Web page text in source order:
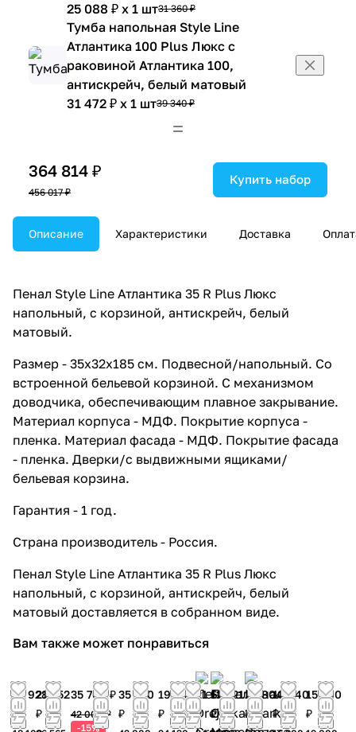
25 088 ₽ x 1 шт31 360 ₽
Тумба напольная Style Line
Атлантика 100 Plus Люкс с
раковиной Атлантика 100,
антискрейч, белый матовый
31 472 ₽ x 1 шт39 340 ₽
раковиной Атлантика 80,
антискрейч, белый матовый
26 688 ₽ x 1 шт
Тумба подвесная Style Line
Атлантика 90 Plus Люкс с
раковиной Атлантика 90,
27 480 ₽ x 1 шт34 350 ₽
Тумба напольная Style Line
Атлантика 90 Plus Люкс с
антискрейч, белый матовый
29 264 ₽ x 1 шт36 580 ₽
Тумба подвесная Style Line
Атлантика 60 Plus Люкс с
раковиной Атлантика 60,
антискрейч, белый матовый
22 148 ₽ x 1 шт
Атлантика 60 Plus Люкс с
раковиной Атлантика 60,
23 256 ₽ x 1 шт29 070 ₽
Тумба напольная Style Line
Атлантика 70 Plus Люкс с
антискрейч, белый матовый
Тумба подвесная Style Line
Атлантика 70 Plus Люкс с
раковиной Атлантика 70,
364 814 ₽
456 017 ₽
Купить набор
Описание Характеристики Доставка
Пенал Style Line Атлантика 35 R Plus Люкс
напольный, с корзиной, антискрейч, белый
матовый.
Размер - 35x32x185 см. Подвесной/напольный. Со
встроенной бельевой корзиной. С механизмом
доводчика, обеспечивающим плавное закрывание.
Материал корпуса - МДФ. Покрытие корпуса -
пленка. Материал фасада - МДФ. Покрытие фасада
- пленка. Дверки/с выдвижными ящиками/
бельевая корзина.
Гарантия - 1 год.
Страна производитель - Россия.
Пенал Style Line Атлантика 35 R Plus Люкс
напольный, с корзиной, антискрейч, белый
матовый доставляется в собранном виде.
Вам также может понравиться
15 928
₽
21 252
₽
35 700 ₽
42 000 ₽
-15%
35 700
₽
19 304
₽
21 627
₽
12 321
₽
20 804
₽
13 440
₽
15 200
₽